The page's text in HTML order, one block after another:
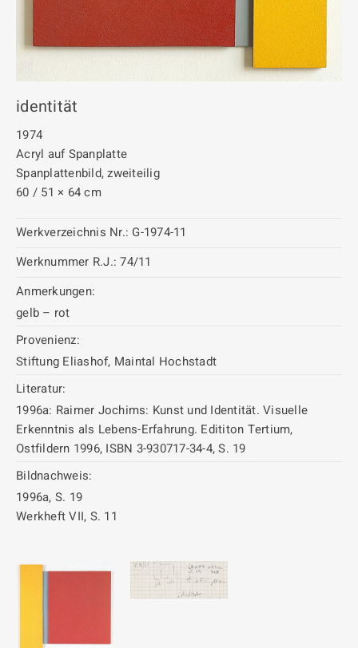
identität
1974
Acryl auf Spanplatte
Spanplattenbild, zweiteilig
60 / 51 × 64 cm
Werkverzeichnis Nr.: G-1974-11
Werknummer R.J.: 74/11
Anmerkungen:
gelb – rot
Provenienz:
Stiftung Eliashof, Maintal Hochstadt
Literatur:
1996a: Raimer Jochims: Kunst und Identität. Visuelle
Erkenntnis als Lebens-Erfahrung. Edititon Tertium,
Ostfildern 1996, ISBN 3-930717-34-4, S. 19
Bildnachweis:
1996a, S. 19
Werkheft VII, S. 11